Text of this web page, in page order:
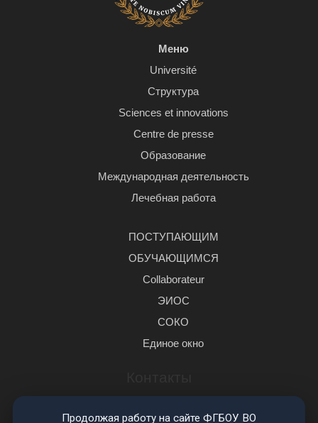
Продолжая работу на сайте ФГБОУ ВО
Меню
Université
Структура
Sciences et innovations
Centre de presse
Образование
Международная деятельность
Лечебная работа
ПОСТУПАЮЩИМ
ОБУЧАЮЩИМСЯ
Сollaborateur
ЭИОС
СОКО
Единое окно
414000, г. Астрахань, Бакинская, 121